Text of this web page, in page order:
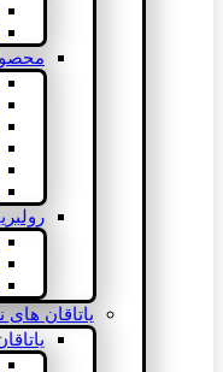
یاتاقان